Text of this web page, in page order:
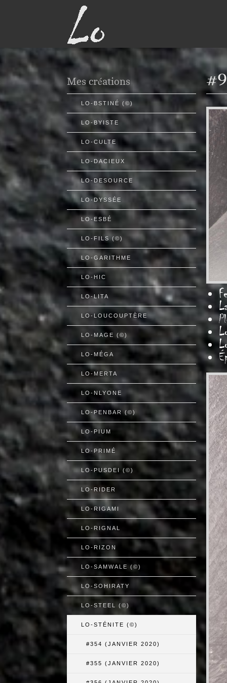
Mes créations
LO-BSTINÉ (©)
LO-BYISTE
LO-CULTE
LO-DACIEUX
LO-DESOURCE
LO-DYSSÉE
LO-ESBÉ
LO-FILS (©)
LO-GARITHME
LO-HIC
LO-LITA
LO-LOUCOUPTÈRE
LO-MAGE (©)
LO-MÉGA
LO-MERTA
LO-NLYONE
LO-PENBAR (©)
LO-PIUM
LO-PRIMÉ
LO-PUSDEI (©)
LO-RIDER
LO-RIGAMI
LO-RIGNAL
LO-RIZON
LO-SAMWALE (©)
LO-SOHIRATY
LO-STEEL (©)
LO-STÉNITE (©)
#354 (JANVIER 2020)
#355 (JANVIER 2020)